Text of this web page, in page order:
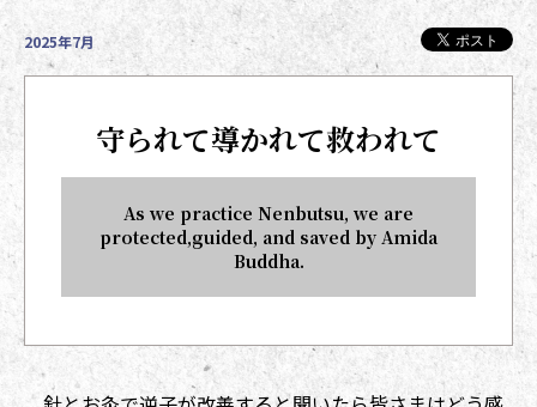
2025年7月：守られて導かれて救われて
投稿日時
2025年7月
守られて導かれて救われて
As we practice Nenbutsu, we are
protected,guided, and saved by Amida
Buddha.